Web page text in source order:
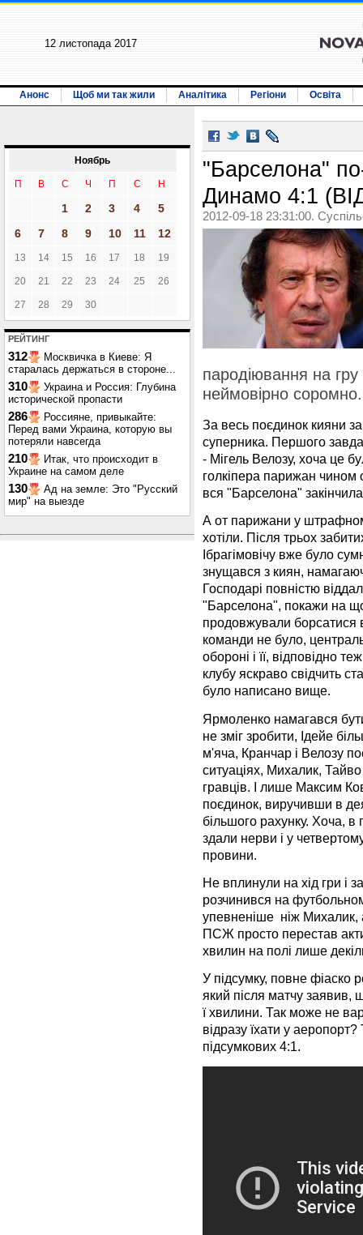
12 листопада 2017
Анонс Щоб ми так жили Аналітика Регіони Освіта
Ноябрь
П В С Ч П С Н
1 2 3 4
5
6
7 8 9 10 11 12
13 14 15 16 17 18 19
20 21 22 23 24 25 26
27 28 29 30
РЕЙТИНГ
312
Москвичка в Киеве: Я
старалась держаться в стороне...
310
Украина и Россия: Глубина
исторической пропасти
286
Россияне, привыкайте:
Перед вами Украина, которую вы
потеряли навсегда
210
Итак, что происходит в
Украине на самом деле
130
Ад на земле: Это "Русский
мир" на выезде
"Барселона"
Динамо 4:1
2012-09-18 23:31:00.
пародіювання на
неймовірно соромно.
За весь поєдинок кияни
суперника. Першого
- Мігель Велозу, хоча це
голкіпера парижан чином
вся "Барселона"
А от парижани у
хотіли. Після трьох
Ібрагімовічу вже було
знущався з киян,
Господарі повністю
"Барселона", покажи на
продовжували борсатися
команди не було,
обороні і її, відповідно
клубу яскраво свідчить
було написано вище.
Ярмоленко намагався
не зміг зробити, Ідейе
м'яча, Кранчар і Велозу
ситуаціях, Михалик,
гравців. І лише Максим
поєдинок, виручивши в
більшого рахунку. Хоча, в
здали нерви і у
провини.
Не вплинули на хід гри і
розчинився на
упевненіше ніж Михалик,
ПСЖ просто перестав
хвилин на полі лише
У підсумку, повне фіаско
який після матчу заявив,
ї хвилини. Так може не
відразу їхати у
підсумкових 4:1.